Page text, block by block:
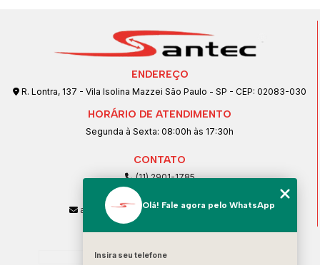
ENDEREÇO
R. Lontra, 137 - Vila Isolina Mazzei São Paulo - SP - CEP: 02083-030
HORÁRIO DE ATENDIMENTO
Segunda à Sexta: 08:00h às 17:30h
CONTATO
(11) 2901-1785
(11) 99239-1832
atendimento@santeccopiadoras.com.br
Home
Olá! Fale agora pelo WhatsApp
Insira seu telefone